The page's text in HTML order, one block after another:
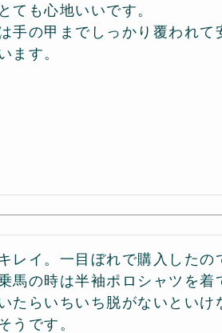
ても心地いいです。
手の甲までしっかり覆われ
レイ。一目ぼれで購入した
馬の時は半袖ポロシャツを
たらいちいち脱がないとい
うです。